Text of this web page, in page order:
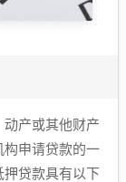
产或其他财产
申请贷款的一
贷款具有以下